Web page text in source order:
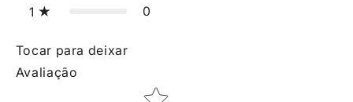
1 0
Tocar para deixar
Avaliação
Star rating